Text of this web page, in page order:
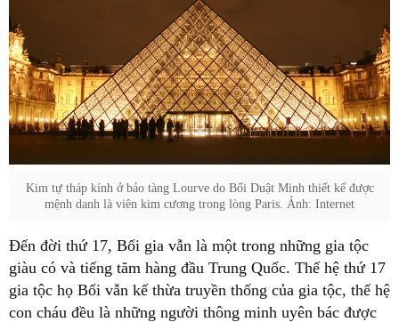
Kim tự tháp kính ở bảo tàng Lourve do Bối Duật Minh thiết kế được
mệnh danh là viên kim cương trong lòng Paris. Ảnh: Internet
Đến đời thứ 17, Bối gia vẫn là một trong những gia tộc
giàu có và tiếng tăm hàng đầu Trung Quốc. Thế hệ thứ 17
gia tộc họ Bối vẫn kế thừa truyền thống của gia tộc, thế hệ
con cháu đều là những người thông minh uyên bác được